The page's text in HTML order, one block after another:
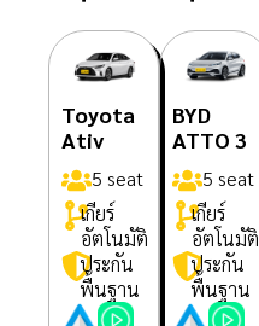
Toyota
Ativ
5 seat
เกียร์
อัตโนมัติ
ประกัน
พื้นฐาน
BYD
ATTO 3
5 seat
เกียร์
อัตโนมัติ
ประกัน
พื้นฐาน